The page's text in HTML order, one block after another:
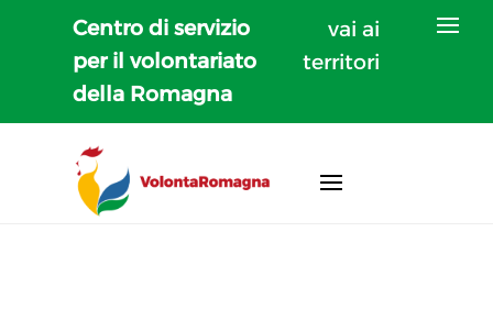
Centro di servizio
per il volontariato
della Romagna
vai ai
territori